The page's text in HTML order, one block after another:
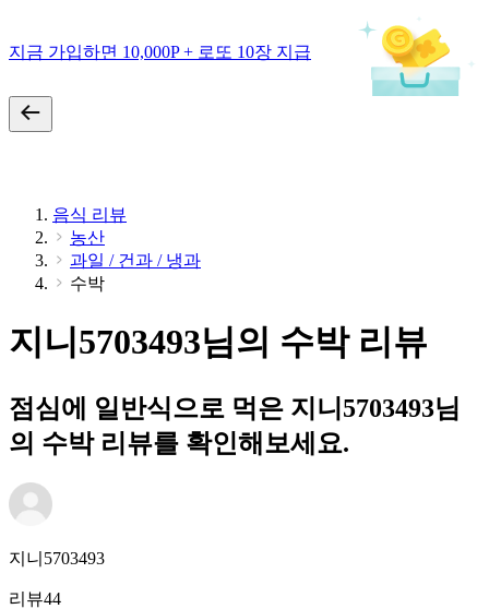
지금 가입하면 10,000P + 로또 10장 지급
음식 리뷰
농산
과일 / 건과 / 냉과
수박
지니5703493님의 수박 리뷰
점심에 일반식으로 먹은 지니5703493님
의 수박 리뷰를 확인해보세요.
지니5703493
리뷰44